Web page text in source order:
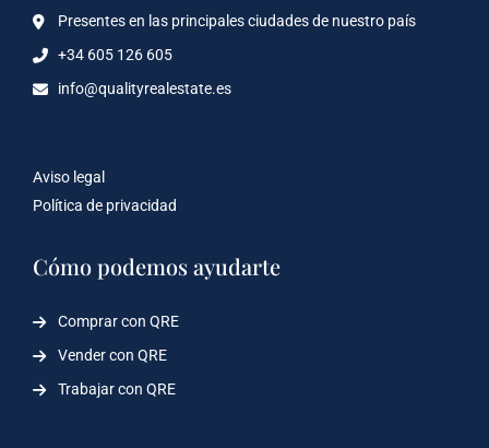
Presentes en las principales ciudades de nuestro país
+34 605 126 605
info@qualityrealestate.es
Aviso legal
Política de privacidad
Cómo podemos ayudarte
Comprar con QRE
Vender con QRE
Trabajar con QRE